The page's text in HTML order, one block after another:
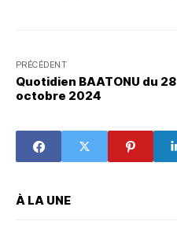
PRÉCÉDENT
Quotidien BAATONU du 28
octobre 2024
À LA UNE